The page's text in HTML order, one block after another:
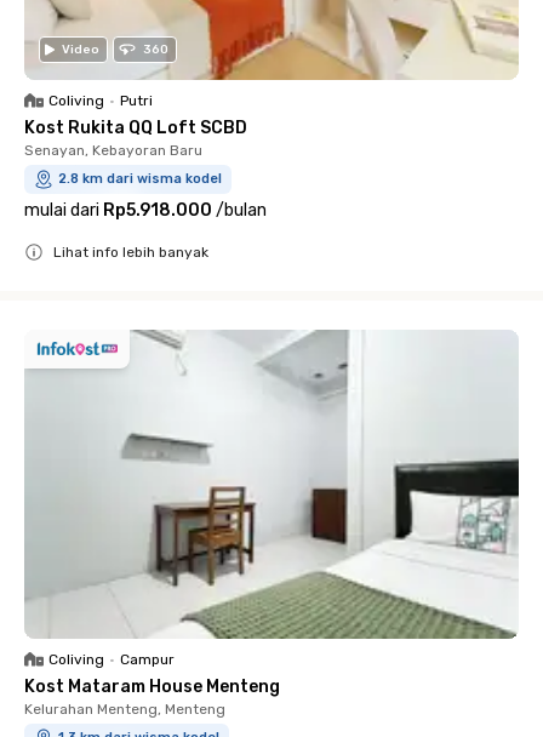
Video 360
Coliving • Putri
Kost Rukita QQ Loft SCBD
Senayan, Kebayoran Baru
2.8 km dari wisma kodel
mulai dari Rp5.918.000 /bulan
Lihat info lebih banyak
Coliving • Campur
Kost Mataram House Menteng
Kelurahan Menteng, Menteng